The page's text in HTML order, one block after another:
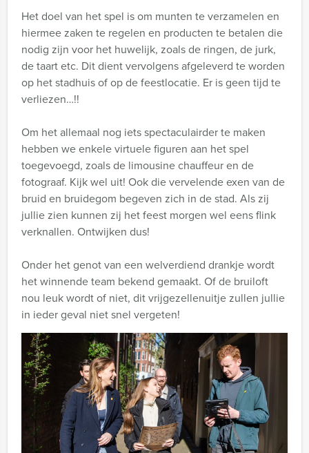
Het doel van het spel is om munten te verzamelen en
hiermee zaken te regelen en producten te betalen die
nodig zijn voor het huwelijk, zoals de ringen, de jurk,
de taart etc. Dit dient vervolgens afgeleverd te worden
op het stadhuis of op de feestlocatie. Er is geen tijd te
verliezen…!!
Om het allemaal nog iets spectaculairder te maken
hebben we enkele virtuele figuren aan het spel
toegevoegd, zoals de limousine chauffeur en de
fotograaf. Kijk wel uit! Ook die vervelende exen van de
bruid en bruidegom begeven zich in de stad. Als zij
jullie zien kunnen zij het feest morgen wel eens flink
verknallen. Ontwijken dus!
Onder het genot van een welverdiend drankje wordt
het winnende team bekend gemaakt. Of de bruiloft
nou leuk wordt of niet, dit vrijgezellenuitje zullen jullie
in ieder geval niet snel vergeten!